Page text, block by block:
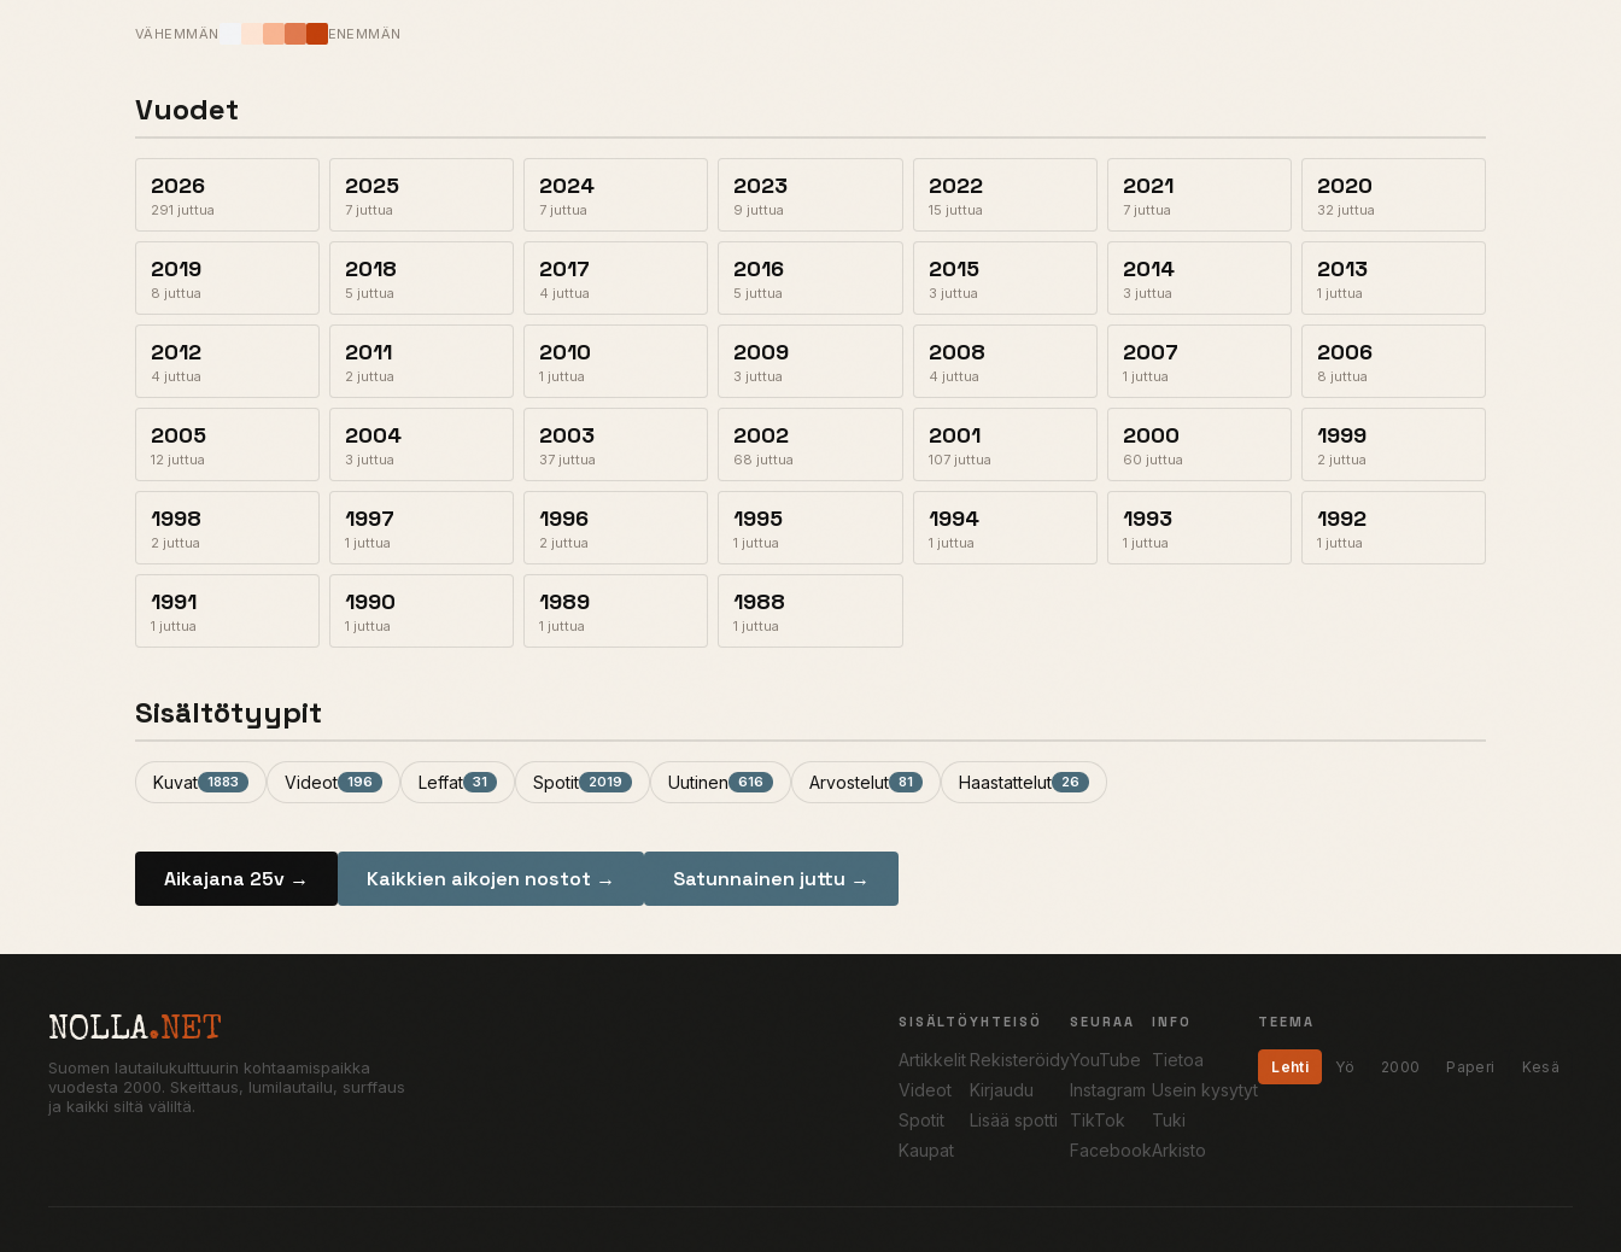
VÄHEMMÄN ENEMMÄN
Vuodet
2026
291 juttua
2025
7 juttua
2024
7 juttua
2023
9 juttua
2022
15 juttua
2021
7 juttua
2020
32 juttua
2019
8 juttua
2018
5 juttua
2017
4 juttua
2016
5 juttua
2015
3 juttua
2014
3 juttua
2013
1 juttua
2012
4 juttua
2011
2 juttua
2010
1 juttua
2009
3 juttua
2008
4 juttua
2007
1 juttua
2006
8 juttua
2005
12 juttua
2004
3 juttua
2003
37 juttua
2002
68 juttua
2001
107 juttua
2000
60 juttua
1999
2 juttua
1998
2 juttua
1997
1 juttua
1996
2 juttua
1995
1 juttua
1994
1 juttua
1993
1 juttua
1992
1 juttua
1991
1 juttua
1990
1 juttua
1989
1 juttua
1988
1 juttua
Sisältötyypit
Kuvat 1883 Videot 196 Leffat 31 Spotit 2019 Uutinen 616 Arvostelut 81 Haastattelut 26
Aikajana 25v → Kaikkien aikojen nostot → Satunnainen juttu →
NOLLA.NET
Suomen lautailukulttuurin kohtaamispaikka
vuodesta 2000. Skeittaus, lumilautailu, surffaus
ja kaikki siltä väliltä.
SISÄLTÖ
Artikkelit
Videot
Spotit
Kaupat
YHTEISÖ
Rekisteröidy
Kirjaudu
Lisää spotti
SEURAA
YouTube
Instagram
TikTok
Facebook
INFO
Tietoa
Usein kysytyt
Tuki
Arkisto
TEEMA
Lehti Yö 2000 Paperi Kesä